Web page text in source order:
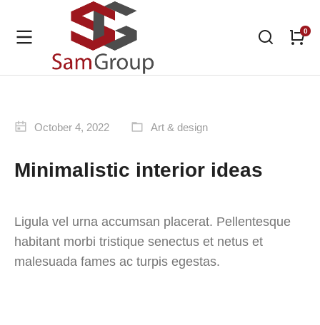
October 4, 2022 Art & design
Minimalistic interior ideas
Ligula vel urna accumsan placerat. Pellentesque
habitant morbi tristique senectus et netus et
malesuada fames ac turpis egestas.